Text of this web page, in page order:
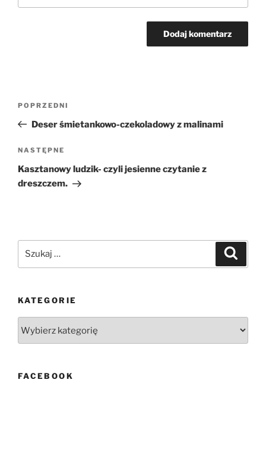
Poprzedni
wpis
POPRZEDNI
Deser śmietankowo-czekoladowy z malinami
Następny
wpis
NASTĘPNE
Kasztanowy ludzik- czyli jesienne czytanie z
dreszczem.
KATEGORIE
FACEBOOK